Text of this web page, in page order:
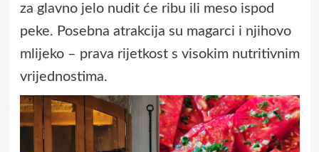
za glavno jelo nudit će ribu ili meso ispod
peke. Posebna atrakcija su magarci i njihovo
mlijeko – prava rijetkost s visokim nutritivnim
vrijednostima.